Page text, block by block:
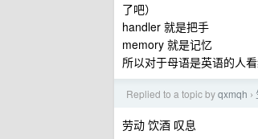
了吧）
handler 就是把手
memory 就是记忆
所以对于母语是英语的人
Replied to a topic byqxmqh ›
劳动 饮酒 叹息